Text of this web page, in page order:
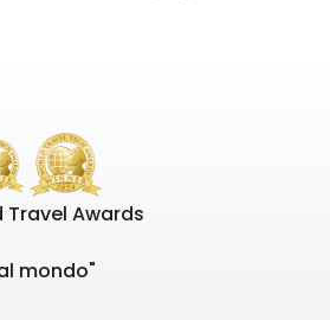
Travel Awards
mondo"